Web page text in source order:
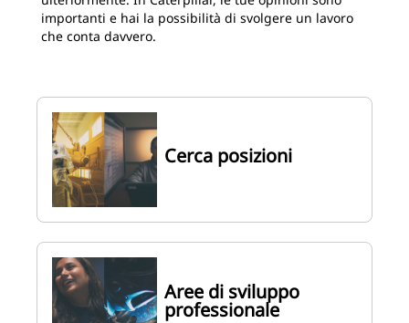
importanti e hai la possibilità di svolgere un lavoro
che conta davvero.
Cerca posizioni
Aree di sviluppo
professionale